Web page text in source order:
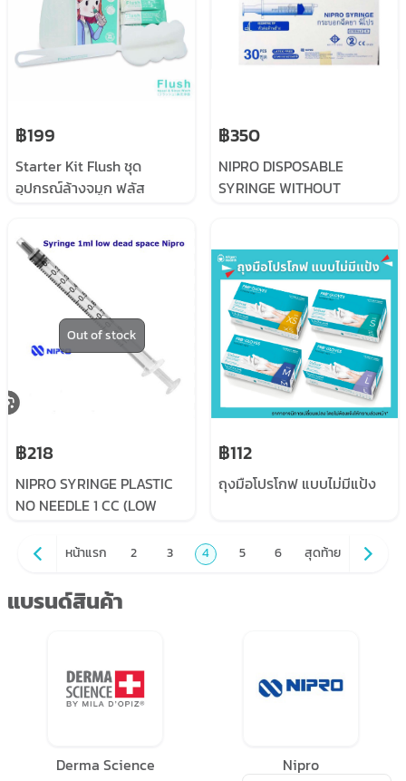
฿199
Starter Kit Flush ชุด
อุปกรณ์ล้างจมูก ฟลัส
฿350
NIPRO DISPOSABLE
SYRINGE WITHOUT
Out of stock
฿218
NIPRO SYRINGE PLASTIC
NO NEEDLE 1 CC (LOW
฿112
ถุงมือโปรโกฟ แบบไม่มีแป้ง
หน้าแรก 2 3 4 5 6 สุดท้าย
แบรนด์สินค้า
Derma Science Nipro